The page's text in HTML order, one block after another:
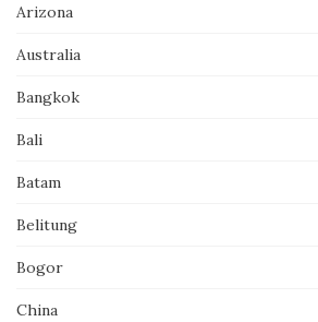
Arizona
Australia
Bangkok
Bali
Batam
Belitung
Bogor
China